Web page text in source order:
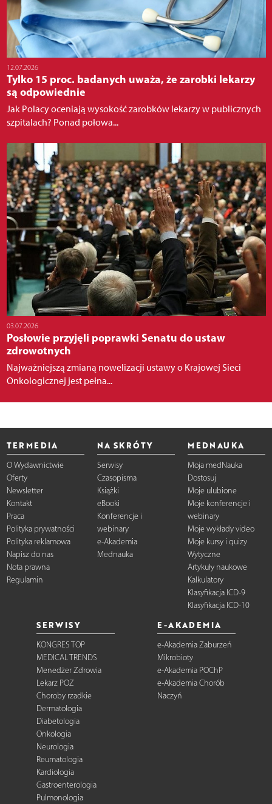
12.07.2026
Tylko 15 proc. badanych uważa, że zarobki lekarzy
są odpowiednie
Jak Polacy oceniają wysokość zarobków lekarzy w publicznych
szpitalach? Ponad połowa...
03.07.2026
Posłowie przyjęli poprawki Senatu do ustaw
zdrowotnych
Najważniejszą zmianą nowelizacji ustawy o Krajowej Sieci
Onkologicznej jest pełna...
TERMEDIA
O Wydawnictwie
Oferty
Newsletter
Kontakt
Praca
Polityka prywatności
Polityka reklamowa
Napisz do nas
Nota prawna
Regulamin
NA SKRÓTY
Serwisy
Czasopisma
Książki
eBooki
Konferencje i
webinary
e-Akademia
Mednauka
MEDNAUKA
Moja medNauka
Dostosuj
Moje ulubione
Moje konferencje i
webinary
Moje wykłady video
Moje kursy i quizy
Wytyczne
Artykuły naukowe
Kalkulatory
Klasyfikacja ICD-9
Klasyfikacja ICD-10
SERWISY
KONGRES TOP
MEDICAL TRENDS
Menedżer Zdrowia
Lekarz POZ
Choroby rzadkie
Dermatologia
Diabetologia
Onkologia
Neurologia
Reumatologia
Kardiologia
Gastroenterologia
Pulmonologia
E-AKADEMIA
e-Akademia Zaburzeń
Mikrobioty
e-Akademia POChP
e-Akademia Chorób
Naczyń